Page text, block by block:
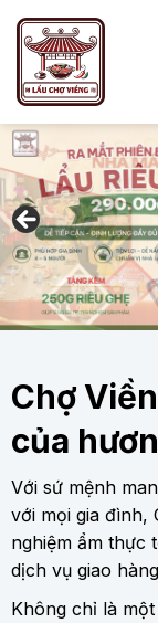
Chợ
của
Với sứ mệnh
với mọi gia đình,
nghiệm ẩm thực
dịch vụ giao
Không chỉ là